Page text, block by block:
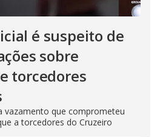
é suspeito de
sobre
torcedores
vazamento que comprometeu
a torcedores do Cruzeiro